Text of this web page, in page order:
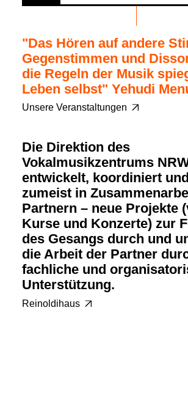
"Das Hören auf andere
Gegenstimmen und
die Regeln der Musik
Leben selbst" Yehudi
Unsere Veranstaltungen
Die Direktion des
Vokalmusikzentrums
entwickelt, koordiniert
zumeist in
Partnern – neue Projekte
Kurse und Konzerte) zur
des Gesangs durch und
die Arbeit der Partner
fachliche und
Unterstützung.
Reinoldihaus